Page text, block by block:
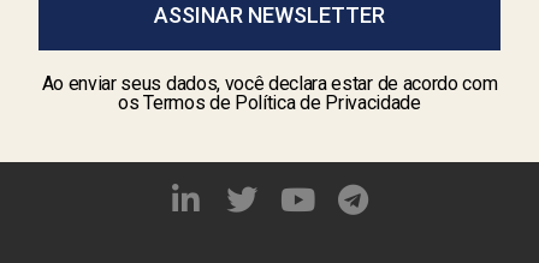
ASSINAR NEWSLETTER
Ao enviar seus dados, você declara estar de acordo com
os Termos de Política de Privacidade